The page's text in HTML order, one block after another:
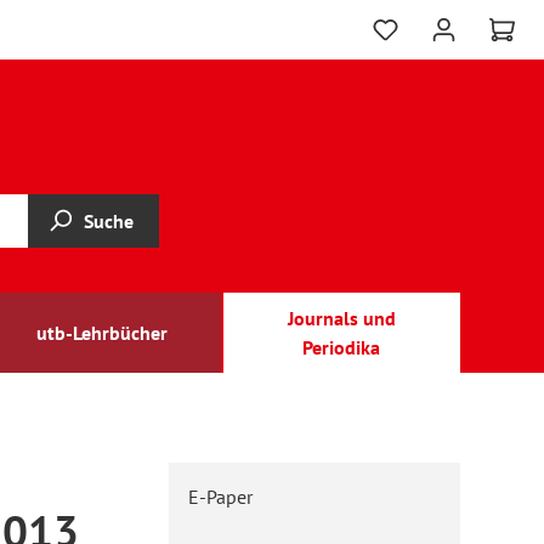
Suche
utb-Lehrbücher
Journals und
Periodika
E-Paper